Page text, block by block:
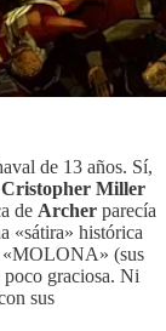
de 13 años. Sí,
Cristopher Miller
de Archer parecía
«sátira» histórica
«MOLONA» (sus
poco graciosa. Ni
sus